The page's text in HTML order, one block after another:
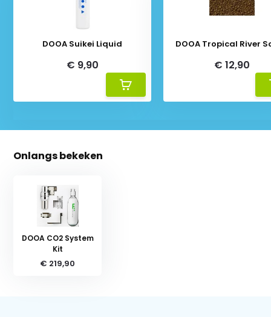
DOOA Suikei Liquid
€ 9,90
DOOA Tropical River
€ 12,90
Onlangs bekeken
DOOA CO2 System
Kit
€ 219,90